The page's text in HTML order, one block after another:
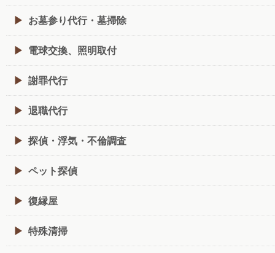
お墓参り代行・墓掃除
電球交換、照明取付
謝罪代行
退職代行
探偵・浮気・不倫調査
ペット探偵
復縁屋
特殊清掃